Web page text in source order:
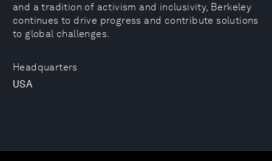
Headquarters
USA
and a tradition of activism and inclusivity, Berkeley
continues to drive progress and contribute solutions
to global challenges.